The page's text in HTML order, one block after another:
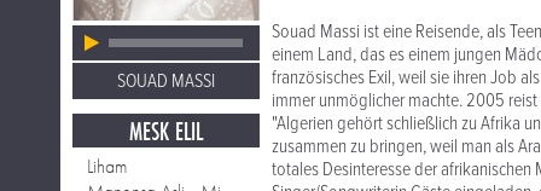
SOUAD MASSI
MESK ELIL
Liham
Souad Massi ist eine Reisende, als
einem Land, das es einem jungen
französisches Exil, weil sie ihren Job
immer unmöglicher machte. 2005
"Algerien gehört schließlich zu Afrika
zusammen zu bringen, weil man als
totales Desinteresse der